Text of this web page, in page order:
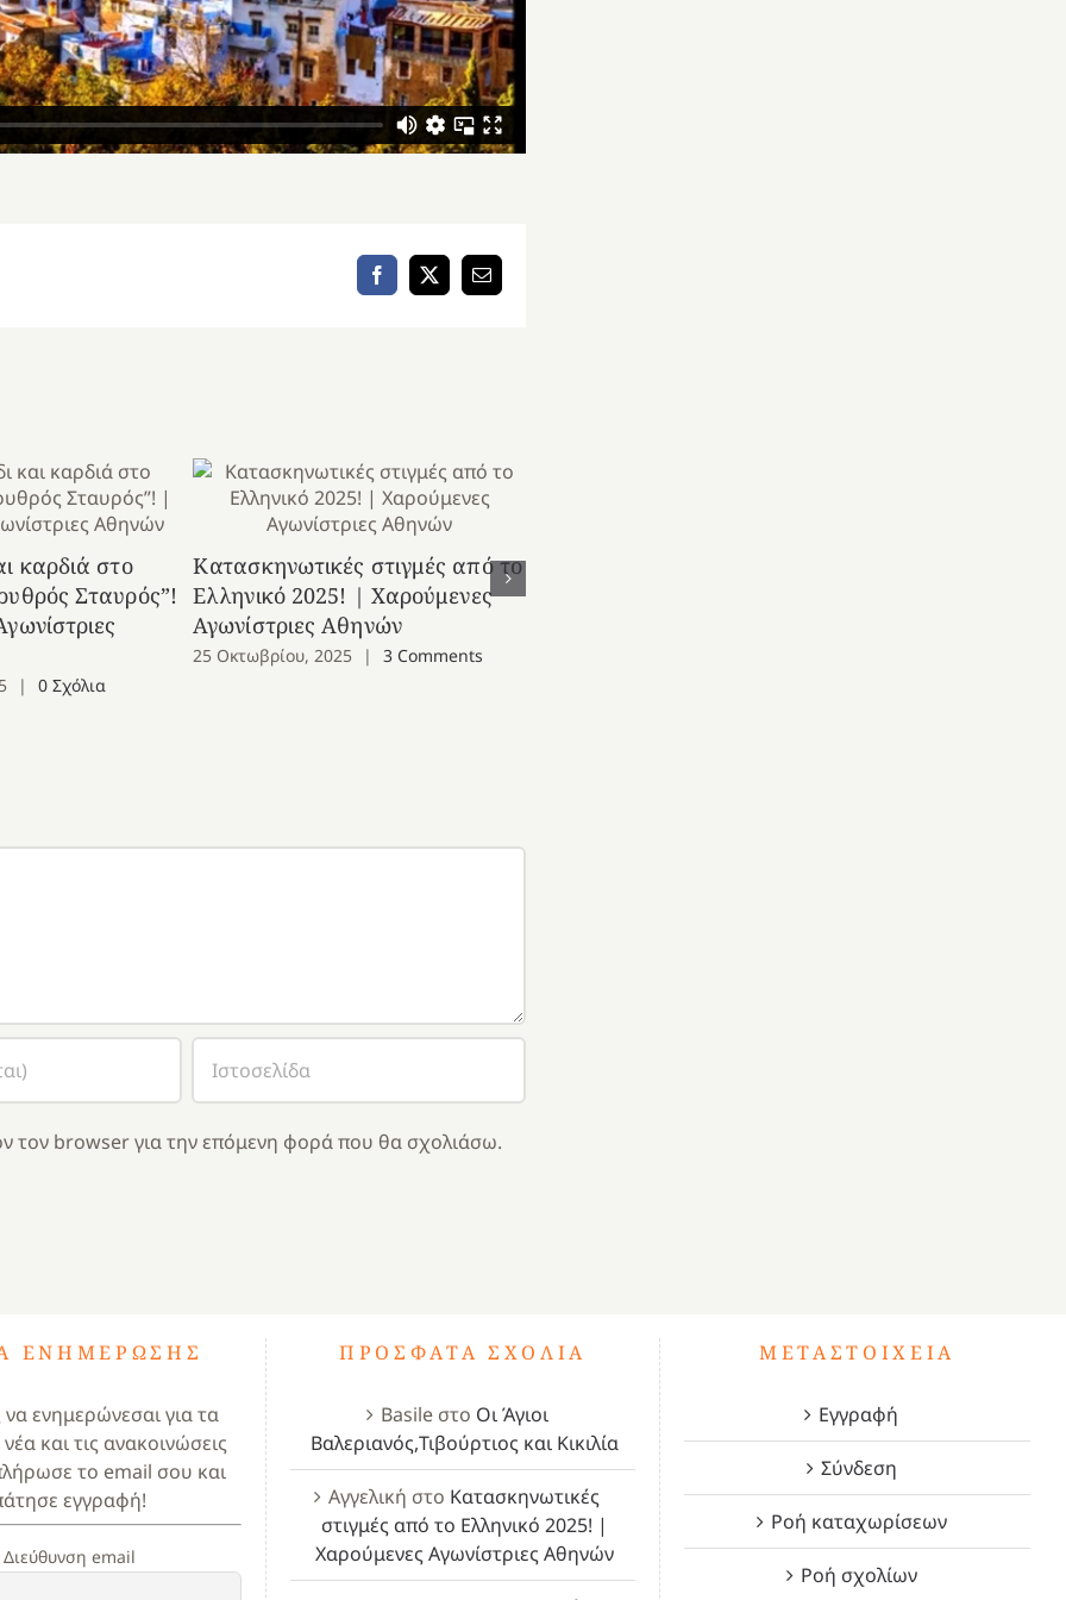
Facebook
X Email
καρδιά στο
Σταυρός”!
| 0 Σχόλια
Κατασκηνωτικές στιγμές από το
Ελληνικό 2025! | Χαρούμενες
Αγωνίστριες Αθηνών
25 Οκτωβρίου, 2025 | 3 Comments
τον browser για την επόμενη φορά που θα σχολιάσω.
ΕΝΗΜΈΡΩΣΗΣ
να ενημερώνεσαι για τα
και τις ανακοινώσεις
το email σου και
εγγραφή!
Διεύθυνση email
ΠΡΌΣΦΑΤΑ ΣΧΌΛΙΑ
Basileστο Οι Άγιοι
Βαλεριανός,Τιβούρτιος και Κικιλία
Αγγελική στο Κατασκηνωτικές
στιγμές από το Ελληνικό 2025! |
Χαρούμενες Αγωνίστριες Αθηνών
ΜΕΤΑΣΤΟΙΧΕΊΑ
Εγγραφή
Σύνδεση
Ροή καταχωρίσεων
Ροή σχολίων